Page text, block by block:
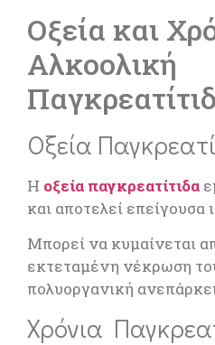
Οξεία και
Αλκοολική
Οξεία
Η οξεία παγκρεατίτιδα
και αποτελεί επείγουσα
Μπορεί να κυμαίνεται
εκτεταμένη νέκρωση
πολυοργανική
Χρόνια